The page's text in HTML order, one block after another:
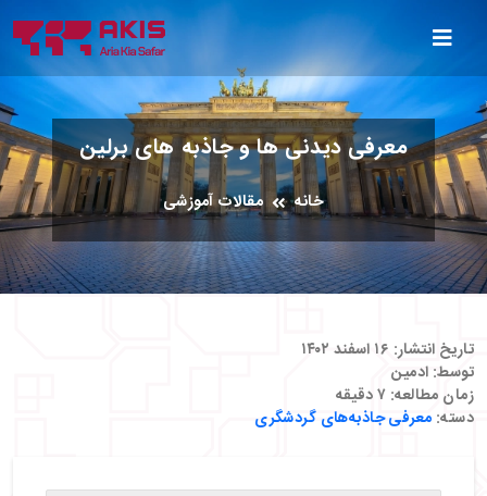
معرفی دیدنی ها و جاذبه های برلین
خانه مقالات آموزشی
تاریخ انتشار: ۱۶ اسفند ۱۴۰۲
توسط: ادمین
زمان مطالعه: ۷دقیقه
دسته: معرفی جاذبه‌های گردشگری